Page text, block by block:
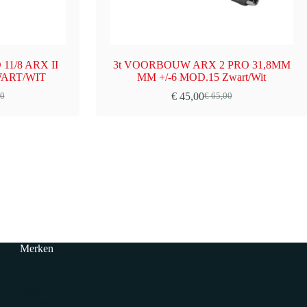
11/8 ARX II
WIT
3t VOORBOUW ARX 2 PRO 31,8MM
MM +/-6 MOD.15 Zwart/Wit
€65,00
Oorspronkelijke
€45,00Huidige
Merken